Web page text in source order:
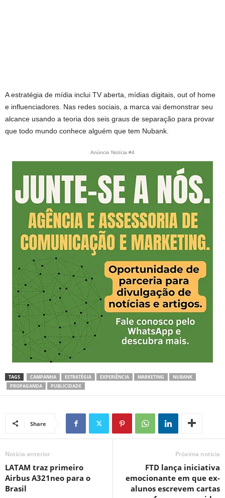
A estratégia de mídia inclui TV aberta, mídias digitais, out of home
e influenciadores. Nas redes sociais, a marca vai demonstrar seu
alcance usando a teoria dos seis graus de separação para provar
que todo mundo conhece alguém que tem Nubank.
Anúncio Notícia #4
TAGS CAMPANHA ESTRATÉGIA EXPERIÊNCIA MARKETING
NUBANK
PROPAGANDA
PUBLICIDADE
Share
Notícia anterior
LATAM traz primeiro
Airbus A321neo para o
Brasil
Próxima notícia
FTD lança iniciativa
emocionante em que ex-
alunos escrevem cartas